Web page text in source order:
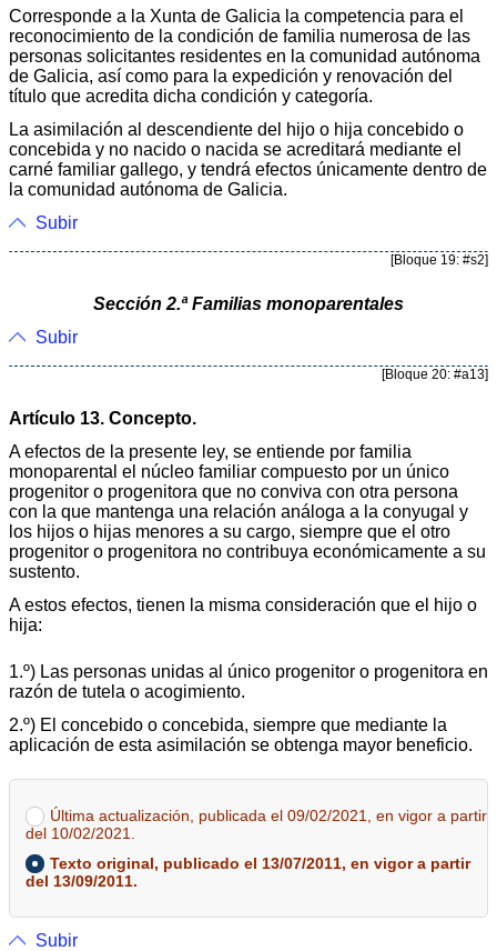
Corresponde a la Xunta de Galicia la competencia para el
reconocimiento de la condición de familia numerosa de las
personas solicitantes residentes en la comunidad autónoma
de Galicia, así como para la expedición y renovación del
título que acredita dicha condición y categoría.
La asimilación al descendiente del hijo o hija concebido o
concebida y no nacido o nacida se acreditará mediante el
carné familiar gallego, y tendrá efectos únicamente dentro de
la comunidad autónoma de Galicia.
Subir
[Bloque 19: #s2]
Sección 2.ª Familias monoparentales
Subir
[Bloque 20: #a13]
Artículo 13. Concepto.
A efectos de la presente ley, se entiende por familia
monoparental el núcleo familiar compuesto por un único
progenitor o progenitora que no conviva con otra persona
con la que mantenga una relación análoga a la conyugal y
los hijos o hijas menores a su cargo, siempre que el otro
progenitor o progenitora no contribuya económicamente a su
sustento.
A estos efectos, tienen la misma consideración que el hijo o
hija:
1.º) Las personas unidas al único progenitor o progenitora en
razón de tutela o acogimiento.
2.º) El concebido o concebida, siempre que mediante la
aplicación de esta asimilación se obtenga mayor beneficio.
Última actualización, publicada el 09/02/2021, en vigor a partir
del 10/02/2021.
Texto original, publicado el 13/07/2011, en vigor a partir
del 13/09/2011.
Subir